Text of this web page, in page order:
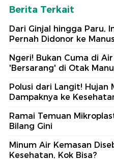
Berita Terkait
Dari Ginjal hingga Paru,
Pernah Didonor ke
Ngeri! Bukan Cuma di
'Bersarang' di Otak
Polusi dari Langit! Hujan
Dampaknya ke
Ramai Temuan
Bilang Gini
Minum Air Kemasan
Kesehatan, Kok Bisa?